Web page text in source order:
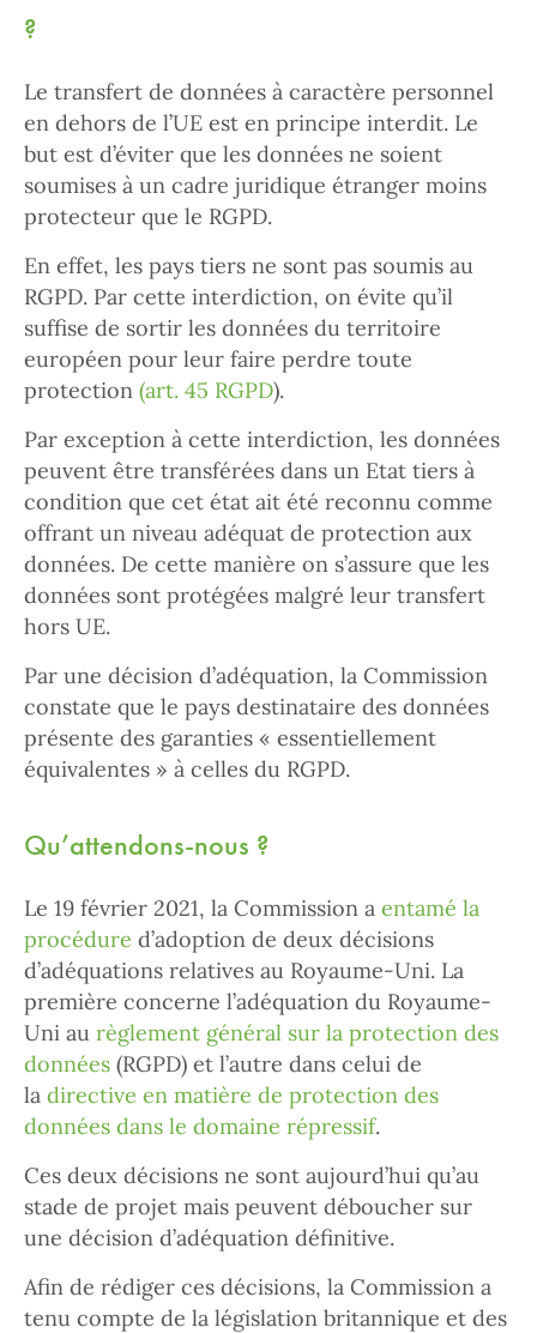
?
Le transfert de données à caractère personnel
en dehors de l’UE est en principe interdit. Le
but est d’éviter que les données ne soient
soumises à un cadre juridique étranger moins
protecteur que le RGPD.
En effet, les pays tiers ne sont pas soumis au
RGPD. Par cette interdiction, on évite qu’il
suffise de sortir les données du territoire
européen pour leur faire perdre toute
protection (art. 45 RGPD).
Par exception à cette interdiction, les données
peuvent être transférées dans un Etat tiers à
condition que cet état ait été reconnu comme
offrant un niveau adéquat de protection aux
données. De cette manière on s’assure que les
données sont protégées malgré leur transfert
hors UE.
Par une décision d’adéquation, la Commission
constate que le pays destinataire des données
présente des garanties « essentiellement
équivalentes » à celles du RGPD.
Qu’attendons-nous ?
Le 19 février 2021, la Commission a entamé la
procédure d’adoption de deux décisions
d’adéquations relatives au Royaume-Uni. La
première concerne l’adéquation du Royaume-
Uni au règlement général sur la protection des
données (RGPD) et l’autre dans celui de
la directive en matière de protection des
données dans le domaine répressif.
Ces deux décisions ne sont aujourd’hui qu’au
stade de projet mais peuvent déboucher sur
une décision d’adéquation définitive.
Afin de rédiger ces décisions, la Commission a
tenu compte de la législation britannique et des